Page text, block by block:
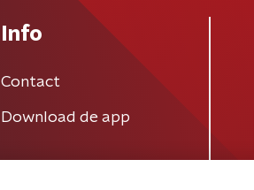
Info
Contact
Download de app